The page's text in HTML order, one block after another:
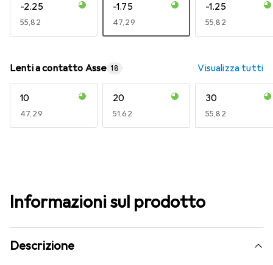
-2.25
EUR
55,82
-1.75
EUR
47,29
-1.25
EUR
55,82
Lenti a contatto Asse 18 Visualizza tutti
10
EUR
47,29
20
EUR
51,62
30
EUR
55,82
Informazioni sul prodotto
Descrizione